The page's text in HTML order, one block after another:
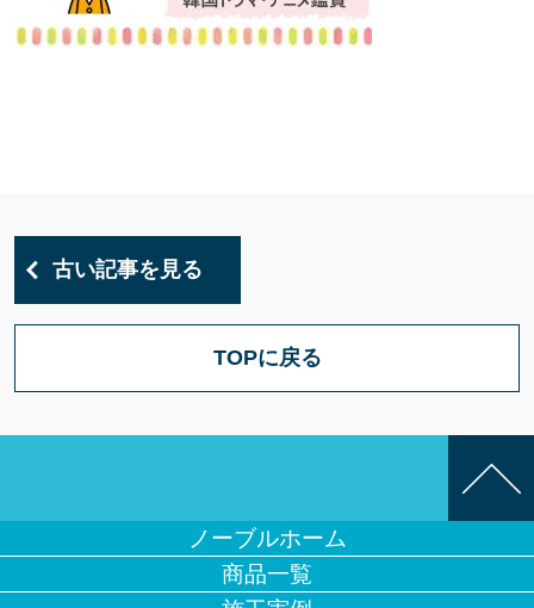
古い記事を見る
TOPに戻る
ノーブルホーム
商品一覧